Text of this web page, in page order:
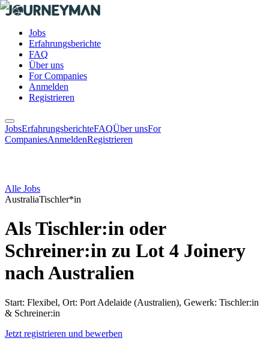
Jobs
Erfahrungsberichte
FAQ
Über uns
For Companies
Anmelden
Registrieren
JobsErfahrungsberichteFAQÜber unsFor
CompaniesAnmeldenRegistrieren
Alle Jobs
AustraliaTischler*in
Als Tischler:in oder
Schreiner:in zu Lot 4 Joinery
nach Australien
Start: Flexibel, Ort: Port Adelaide (Australien), Gewerk: Tischler:in
& Schreiner:in
Jetzt registrieren und bewerben